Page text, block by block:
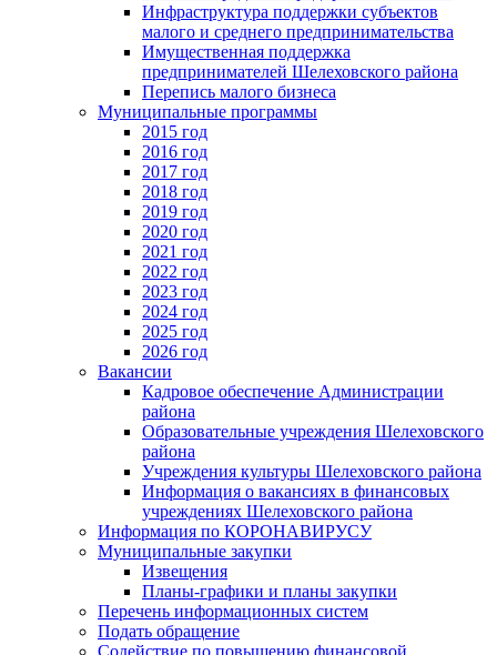
Инфраструктура поддержки субъектов
малого и среднего предпринимательства
Имущественная поддержка
предпринимателей Шелеховского района
Перепись малого бизнеса
Муниципальные программы
2015 год
2016 год
2017 год
2018 год
2019 год
2020 год
2021 год
2022 год
2023 год
2024 год
2025 год
2026 год
Вакансии
Кадровое обеспечение Администрации
района
Образовательные учреждения Шелеховского
района
Учреждения культуры Шелеховского района
Информация о вакансиях в финансовых
учреждениях Шелеховского района
Информация по КОРОНАВИРУСУ
Муниципальные закупки
Извещения
Планы-графики и планы закупки
Перечень информационных систем
Подать обращение
Содействие по повышению финансовой